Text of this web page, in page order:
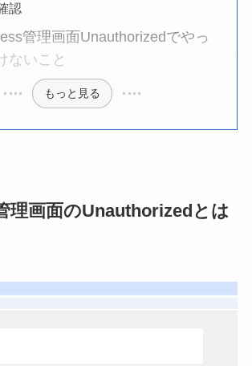
認
管理画面Unauthorizedでやっ
ないこと
もっと見る
理画面のUnauthorizedとは